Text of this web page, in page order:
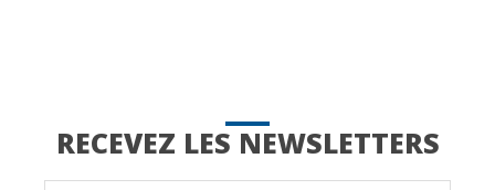
RECEVEZ LES NEWSLETTERS